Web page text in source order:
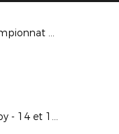
3ème Journée Championnat Futsal Seniors (Poule B) : jeudi 16 novembre 2017
Challenge Jean Leroy - 14 et 15 novembre 2017